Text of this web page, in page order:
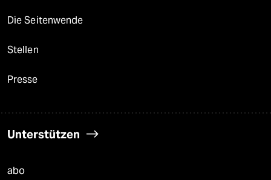
Die Seitenwende
Stellen
Presse
Unterstützen
abo